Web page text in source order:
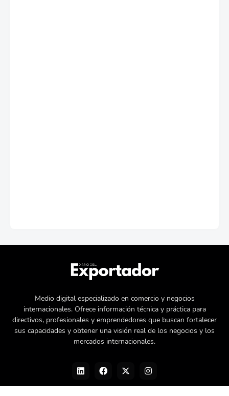
Medio digital especializado en comercio y negocios
internacionales. Ofrece información técnica y práctica para
directivos, profesionales y emprendedores que buscan fortalecer
sus capacidades y obtener una visión real de los negocios y los
mercados internacionales.